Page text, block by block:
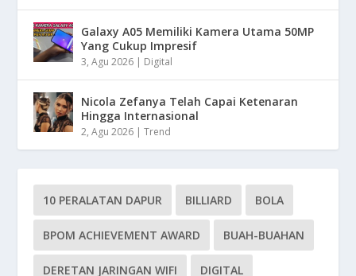
Galaxy A05 Memiliki Kamera Utama 50MP
Yang Cukup Impresif
3, Agu 2026 | Digital
Nicola Zefanya Telah Capai Ketenaran
Hingga Internasional
2, Agu 2026 |Trend
10 PERALATAN DAPUR BILLIARD BOLA
BPOM ACHIEVEMENT AWARD BUAH-BUAHAN
DERETAN JARINGAN WIFI DIGITAL